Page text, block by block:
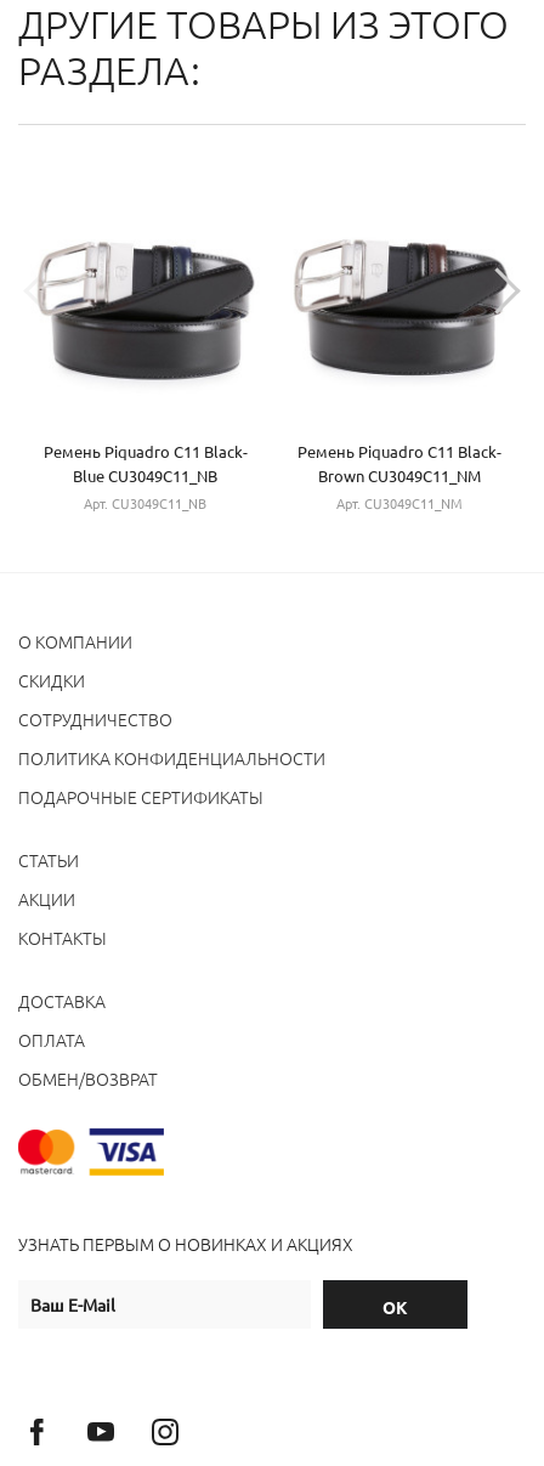
ДРУГИЕ ТОВАРЫ ИЗ ЭТОГО
РАЗДЕЛА:
Ремень Piquadro C11 Black-
Blue CU3049C11_NB
Арт. CU3049C11_NB
Ремень Piquadro C11 Black-
Brown CU3049C11_NM
Арт. CU3049C11_NM
О КОМПАНИИ
CКИДКИ
СОТРУДНИЧЕСТВО
ПОЛИТИКА КОНФИДЕНЦИАЛЬНОСТИ
ПОДАРОЧНЫЕ СЕРТИФИКАТЫ
СТАТЬИ
АКЦИИ
КОНТАКТЫ
ДОСТАВКА
ОПЛАТА
ОБМЕН/ВОЗВРАТ
УЗНАТЬ ПЕРВЫМ О НОВИНКАХ И АКЦИЯХ